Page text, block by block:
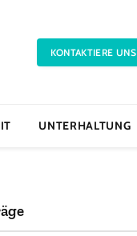
KONTAKTIERE UNS
UNTERHALTUNG